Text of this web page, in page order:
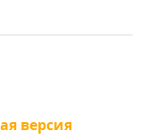
версия